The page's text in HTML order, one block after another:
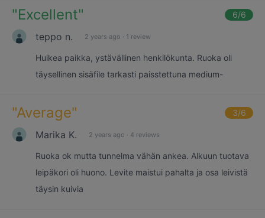
"Excellent" 6/6
teppo n. 2 years ago · 1 review
Huikea paikka, ystävällinen henkilökunta. Ruoka oli
täysellinen sisäfile tarkasti paisstettuna medium-
"Average" 3/6
Marika K. 2 years ago · 4 reviews
Ruoka ok mutta tunnelma vähän ankea. Alkuun tuotava
leipäkori oli huono. Levite maistui pahalta ja osa leivistä
täysin kuivia